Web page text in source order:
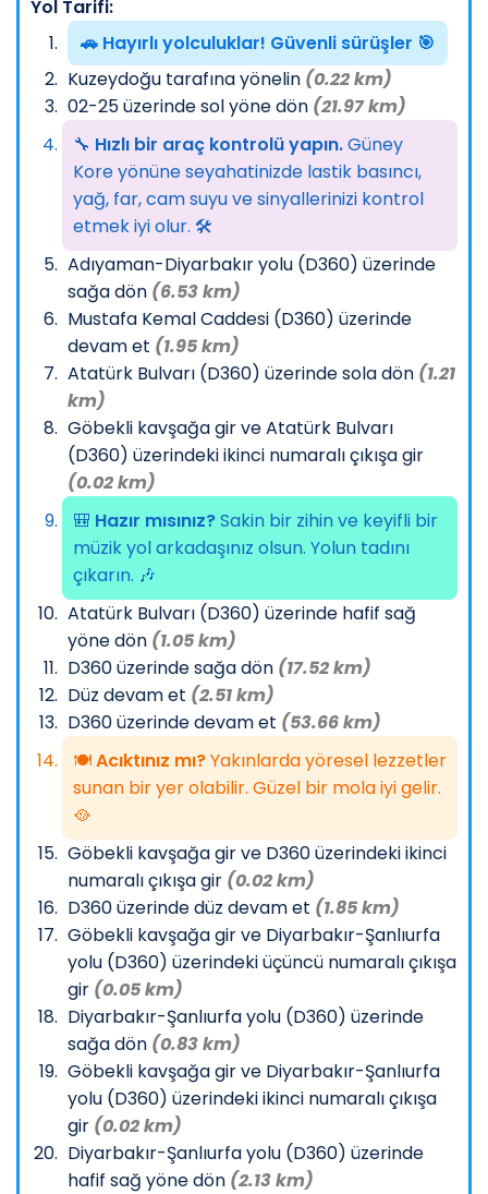
Yol Tarifi:
🚗 Hayırlı yolculuklar! Güvenli sürüşler 🎯
Kuzeydoğu tarafına yönelin (0.22 km)
02-25 üzerinde sol yöne dön (21.97 km)
🔧 Hızlı bir araç kontrolü yapın.Güney
Kore yönüne seyahatinizde lastik basıncı,
yağ, far, cam suyu ve sinyallerinizi kontrol
etmek iyi olur. 🛠️
Adıyaman-Diyarbakır yolu (D360) üzerinde
sağa dön (6.53 km)
Mustafa Kemal Caddesi (D360) üzerinde
devam et (1.95 km)
Atatürk Bulvarı (D360) üzerinde sola dön (1.21
km)
Göbekli kavşağa gir ve Atatürk Bulvarı
(D360) üzerindeki ikinci numaralı çıkışa gir
(0.02 km)
🎒 Hazır mısınız?Sakin bir zihin ve keyifli bir
müzik yol arkadaşınız olsun. Yolun tadını
çıkarın. 🎶
Atatürk Bulvarı (D360) üzerinde hafif sağ
yöne dön (1.05 km)
D360 üzerinde sağa dön (17.52 km)
Düz devam et (2.51 km)
D360 üzerinde devam et (53.66 km)
🍽️Acıktınız mı?Yakınlarda yöresel lezzetler
sunan bir yer olabilir. Güzel bir mola iyi gelir.
🥘
Göbekli kavşağa gir ve D360 üzerindeki ikinci
numaralı çıkışa gir (0.02 km)
D360 üzerinde düz devam et (1.85 km)
Göbekli kavşağa gir ve Diyarbakır-Şanlıurfa
yolu (D360) üzerindeki üçüncü numaralı çıkışa
gir (0.05 km)
Diyarbakır-Şanlıurfa yolu (D360) üzerinde
sağa dön (0.83 km)
Göbekli kavşağa gir ve Diyarbakır-Şanlıurfa
yolu (D360) üzerindeki ikinci numaralı çıkışa
gir (0.02 km)
Diyarbakır-Şanlıurfa yolu (D360) üzerinde
hafif sağ yöne dön (2.13 km)